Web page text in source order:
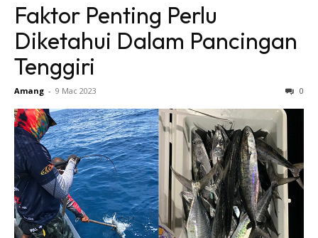
Faktor Penting Perlu
Diketahui Dalam Pancingan
Tenggiri
Amang - 9 Mac 2023 0